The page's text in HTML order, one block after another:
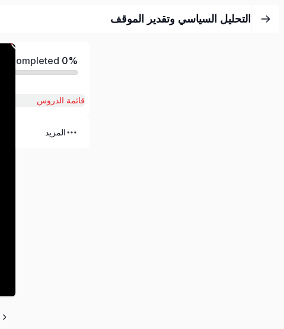
التحليل السياسي وتقدير الموقف
0%
قائمة الدروس
المزيد